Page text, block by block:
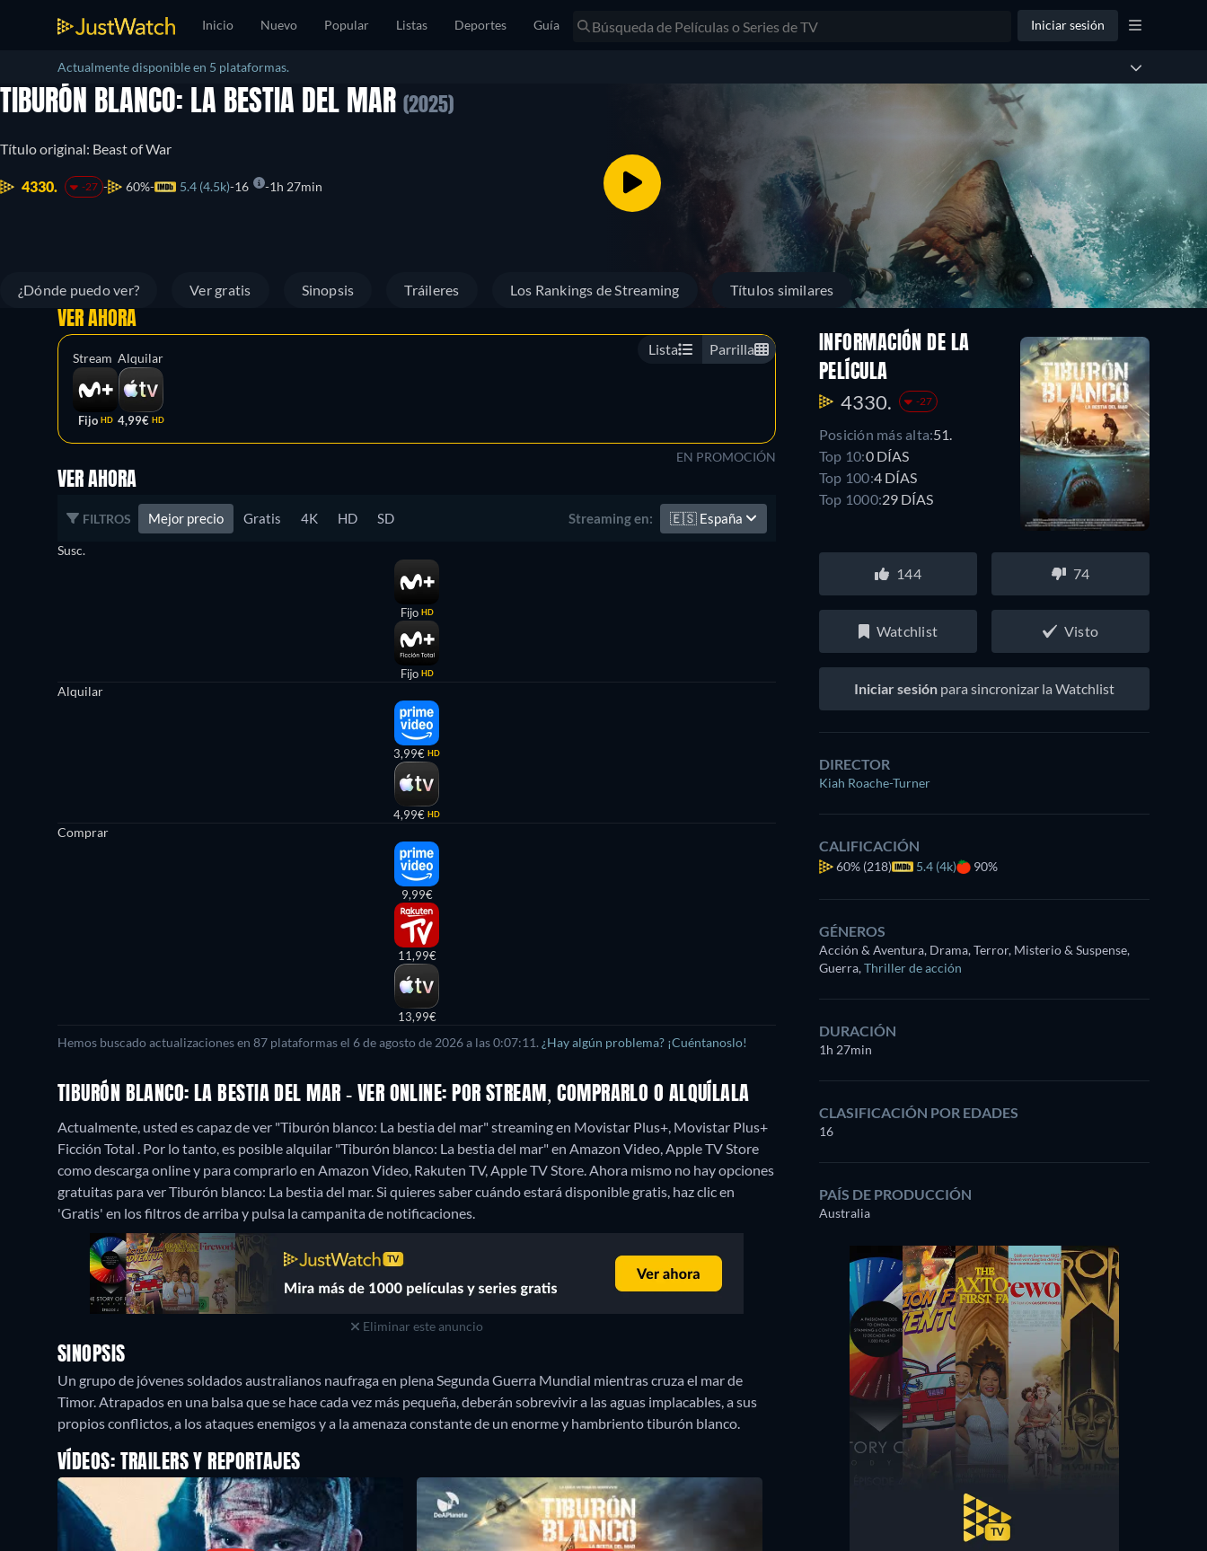
Inicio Nuevo Popular Listas Deportes Guía Iniciar sesión
Actualmente disponible en 5 plataformas.
TIBURÓN BLANCO: LA BESTIA DEL MAR (2025)
Título original: Beast of War
4330. -27 60% 5.4 (4.5k) 16 1h 27min
¿Dónde puedo ver? Ver gratis Sinopsis Tráileres Los Rankings de Streaming Títulos similares
Lista Parrilla
VER AHORA
Stream
Fijo HD
Alquilar
4,99€ HD
EN PROMOCIÓN
VER AHORA
FILTROS Mejor precio Gratis 4K HD SD Streaming en: 🇪🇸 España
Susc.
Fijo HD
Fijo HD
Alquilar
3,99€ HD
4,99€ HD
Comprar
9,99€
11,99€
13,99€
Hemos buscado actualizaciones en 87 plataformas el 6 de agosto de 2026 a las 0:07:11. ¿Hay algún problema? ¡Cuéntanoslo!
TIBURÓN BLANCO: LA BESTIA DEL MAR - VER ONLINE: POR STREAM, COMPRARLO O ALQUÍLALA
Actualmente, usted es capaz de ver "Tiburón blanco: La bestia del mar" streaming en Movistar Plus+, Movistar Plus+
Ficción Total . Por lo tanto, es posible alquilar "Tiburón blanco: La bestia del mar" en Amazon Video, Apple TV Store
como descarga online y para comprarlo en Amazon Video, Rakuten TV, Apple TV Store.Ahora mismo no hay opciones
gratuitas para ver Tiburón blanco: La bestia del mar. Si quieres saber cuándo estará disponible gratis, haz clic en
'Gratis' en los filtros de arriba y pulsa la campanita de notificaciones.
Eliminar este anuncio
SINOPSIS
Un grupo de jóvenes soldados australianos naufraga en plena Segunda Guerra Mundial mientras cruza el mar de
Timor. Atrapados en una balsa que se hace cada vez más pequeña, deberán sobrevivir a las aguas implacables, a sus
propios conflictos, a los ataques enemigos y a la amenaza constante de un enorme y hambriento tiburón blanco.
VÍDEOS: TRAILERS Y REPORTAJES
INFORMACIÓN DE LA
PELÍCULA
4330. -27
Posición más alta:51.
Top 10:0 DÍAS
Top 100:4 DÍAS
Top 1000:29 DÍAS
144 74
Watchlist Visto
Iniciar sesión para sincronizar la Watchlist
DIRECTOR
Kiah Roache-Turner
CALIFICACIÓN
60% (218) 5.4 (4k) 90%
GÉNEROS
Acción & Aventura, Drama, Terror, Misterio & Suspense,
Guerra,Thriller de acción
DURACIÓN
1h 27min
CLASIFICACIÓN POR EDADES
16
PAÍS DE PRODUCCIÓN
Australia